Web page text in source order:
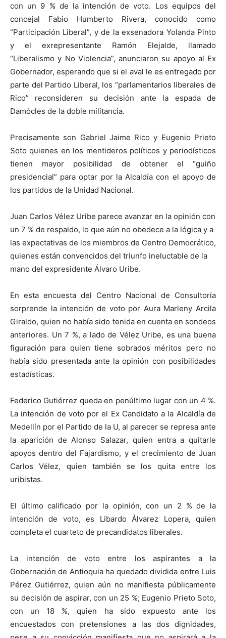
con un 9 % de la intención de voto. Los equipos del
concejal Fabio Humberto Rivera, conocido como
“Participación Liberal”, y de la exsenadora Yolanda Pinto
y el exrepresentante Ramón Elejalde, llamado
“Liberalismo y No Violencia”, anunciaron su apoyo al Ex
Gobernador, esperando que si el aval le es entregado por
parte del Partido Liberal, los “parlamentarios liberales de
Rico” reconsideren su decisión ante la espada de
Damócles de la doble militancia.
Precisamente son Gabriel Jaime Rico y Eugenio Prieto
Soto quienes en los mentideros políticos y periodísticos
tienen mayor posibilidad de obtener el “guiño
presidencial” para optar por la Alcaldía con el apoyo de
los partidos de la Unidad Nacional.
Juan Carlos Vélez Uribe parece avanzar en la opinión con
un 7 % de respaldo, lo que aún no obedece a la lógica y a
las expectativas de los miembros de Centro Democrático,
quienes están convencidos del triunfo ineluctable de la
mano del expresidente Álvaro Uribe.
En esta encuesta del Centro Nacional de Consultoría
sorprende la intención de voto por Aura Marleny Arcila
Giraldo, quien no había sido tenida en cuenta en sondeos
anteriores. Un 7 %, a lado de Vélez Uribe, es una buena
figuración para quien tiene sobrados méritos pero no
había sido presentada ante la opinión con posibilidades
estadísticas.
Federico Gutiérrez queda en penúltimo lugar con un 4 %.
La intención de voto por el Ex Candidato a la Alcaldía de
Medellín por el Partido de la U, al parecer se represa ante
la aparición de Alonso Salazar, quien entra a quitarle
apoyos dentro del Fajardismo, y el crecimiento de Juan
Carlos Vélez, quien también se los quita entre los
uribistas.
El último calificado por la opinión, con un 2 % de la
intención de voto, es Libardo Álvarez Lopera, quien
completa el cuarteto de precandidatos liberales.
La intención de voto entre los aspirantes a la
Gobernación de Antioquia ha quedado dividida entre Luis
Pérez Gutiérrez, quien aún no manifiesta públicamente
su decisión de aspirar, con un 25 %; Eugenio Prieto Soto,
con un 18 %, quien ha sido expuesto ante los
encuestados con pretensiones a las dos dignidades,